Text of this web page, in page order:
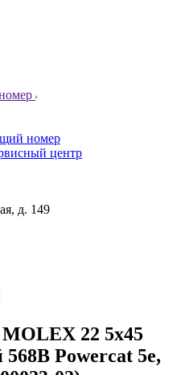
номер
центр
д. 149
22 5x45
Powercat 5e,